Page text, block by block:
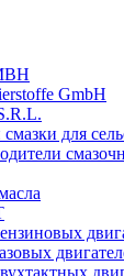
GmbH
для